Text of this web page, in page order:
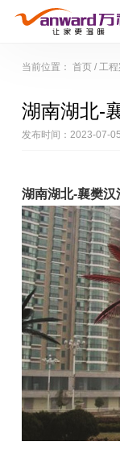
当前位置： 首页/ 工程
湖南湖北-
发布时间：2023-07-05
湖南湖北-襄樊汉